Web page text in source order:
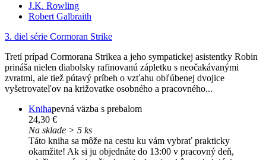
J.K. Rowling
Robert Galbraith
3. diel série Cormoran Strike
Tretí prípad Cormorana Strikea a jeho sympatickej asistentky Robin
prináša nielen diabolsky rafinovanú zápletku s neočakávanými
zvratmi, ale tiež pútavý príbeh o vzťahu obľúbenej dvojice
vyšetrovateľov na križovatke osobného a pracovného...
Knihapevná väzba s prebalom
24,30 €
Na sklade > 5 ks
Táto kniha sa môže na cestu ku vám vybrať prakticky
okamžite! Ak si ju objednáte do 13:00 v pracovný deň,